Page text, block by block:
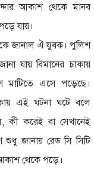
আকাশ থেকে মানব
যায়।
জানাল ঐ যুবক। পুলিশ
যায় বিমানের চাকায়
মাটিতে এসে পড়েছে।
এই ঘটনা ঘটে বলে
কী করেই বা সেখানেই
জানায় রেড সি সিটি
থেকে পড়ে।